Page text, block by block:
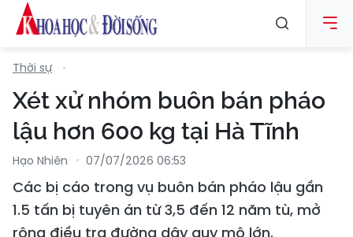
Thời sự
Xét xử nhóm buôn bán pháo
lậu hơn 600 kg tại Hà Tĩnh
Hạo Nhiên 07/07/2026 06:53
Các bị cáo trong vụ buôn bán pháo lậu gần
1.5 tấn bị tuyên án từ 3,5 đến 12 năm tù, mở
rộng điều tra đường dây quy mô lớn.